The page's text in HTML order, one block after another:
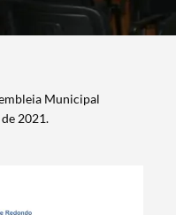
Municipal
2021.